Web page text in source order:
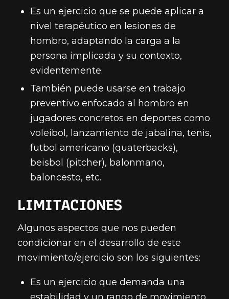
Es un ejercicio que se puede aplicar a
nivel terapéutico en lesiones de
hombro, adaptando la carga a la
persona implicada y su contexto,
evidentemente.
También puede usarse en trabajo
preventivo enfocado al hombro en
jugadores concretos en deportes como
voleibol, lanzamiento de jabalina, tenis,
futbol americano (quaterbacks),
beisbol (pitcher), balonmano,
baloncesto, etc.
LIMITACIONES
Algunos aspectos que nos pueden
condicionar en el desarrollo de este
movimiento/ejercicio son los siguientes:
Es un ejercicio que demanda una
estabilidad y un rango de movimiento